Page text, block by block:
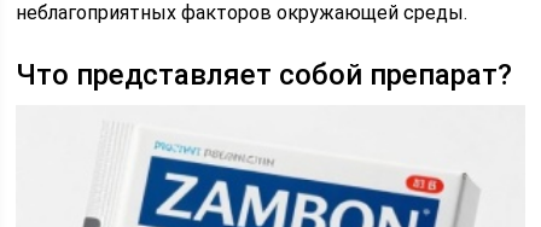
неблагоприятных факторов окружающей среды.
Что представляет собой препарат?